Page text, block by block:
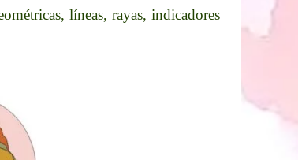
líneas, rayas, indicadores